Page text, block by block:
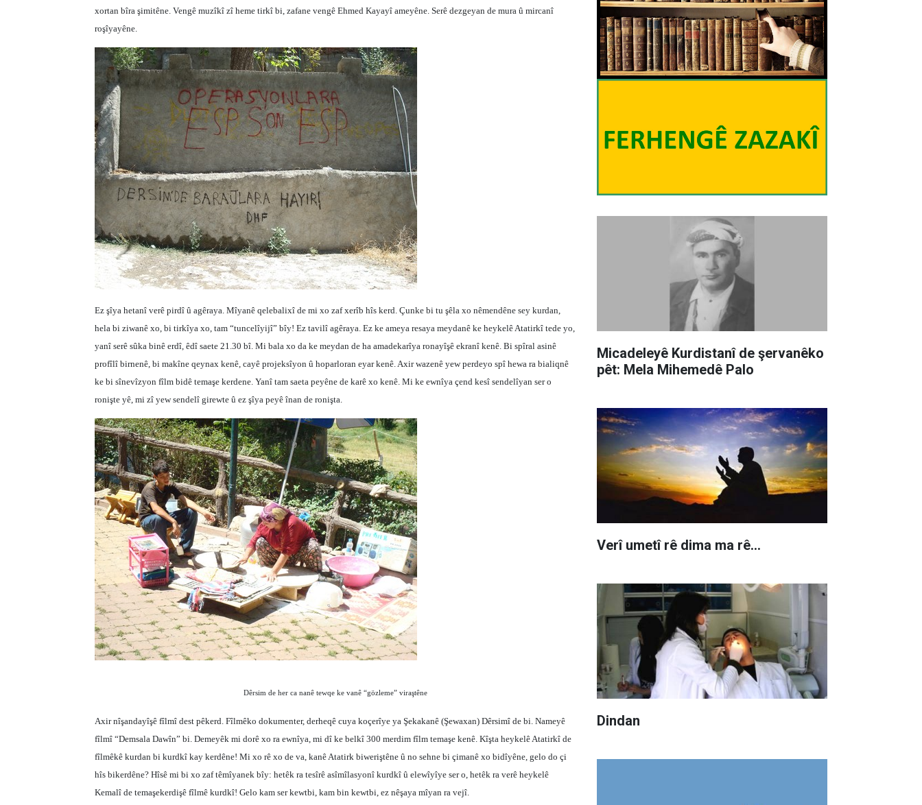
xortan bîra şimitêne. Vengê muzîkî zî heme tirkî bi, zafane vengê Ehmed Kayayî ameyêne. Serê dezgeyan de mura û mircanî
roşîyayêne.
Ez şîya hetanî verê pirdî û agêraya. Mîyanê qelebalixî de mi xo zaf xerîb hîs kerd. Çunke bi tu şêla xo nêmendêne sey kurdan,
hela bi ziwanê xo, bi tirkîya xo, tam “tuncelîyijî” bîy! Ez tavilî agêraya. Ez ke ameya resaya meydanê ke heykelê Atatirkî tede yo,
yanî serê sûka binê erdî, êdî saete 21.30 bî. Mi bala xo da ke meydan de ha amadekarîya ronayîşê ekranî kenê. Bi spîral asinê
profîlî birnenê, bi makîne qeynax kenê, cayê projeksîyon û hoparloran eyar kenê. Axir wazenê yew perdeyo spî hewa ra bialiqnê
ke bi sînevîzyon fîlm bidê temaşe kerdene. Yanî tam saeta peyêne de karê xo kenê. Mi ke ewnîya çend kesî sendelîyan ser o
ronişte yê, mi zî yew sendelî girewte û ez şîya peyê înan de ronişta.
Dêrsim de her ca nanê tewqe ke vanê “gözleme” viraştêne
Axir nîşandayîşê fîlmî dest pêkerd. Fîlmêko dokumenter, derheqê cuya koçerîye ya Şekakanê (Şewaxan) Dêrsimî de bi. Nameyê
fîlmî “Demsala Dawîn” bi. Demeyêk mi dorê xo ra ewnîya, mi dî ke belkî 300 merdim fîlm temaşe kenê. Kîşta heykelê Atatirkî de
fîlmêkê kurdan bi kurdkî kay kerdêne! Mi xo rê xo de va, kanê Atatirk biweriştêne û no sehne bi çimanê xo bidîyêne, gelo do çi
hîs bikerdêne? Hîsê mi bi xo zaf têmîyanek bîy: hetêk ra tesîrê asîmîlasyonî kurdkî û elewîyîye ser o, hetêk ra verê heykelê
Kemalî de temaşekerdişê fîlmê kurdkî! Gelo kam ser kewtbi, kam bin kewtbi, ez nêşaya mîyan ra vejî.
Micadeleyê Kurdistanî de şervanêko
pêt: Mela Mihemedê Palo
Verî umetî rê dima ma rê…
Dindan